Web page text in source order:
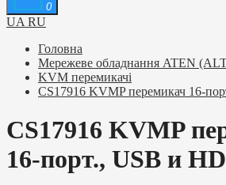
0
UA RU
Головна
Мережеве обладнання ATEN
KVM перемикачі
CS17916 KVMP перемикач 16-
CS17916 KVMP
16-порт., USB и